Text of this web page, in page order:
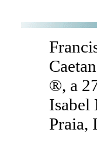
®, a
Isabel
Praia,